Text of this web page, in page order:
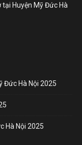
Huyện Mỹ Đức Hà
Đức Hà Nội 2025
Hà Nội 2025